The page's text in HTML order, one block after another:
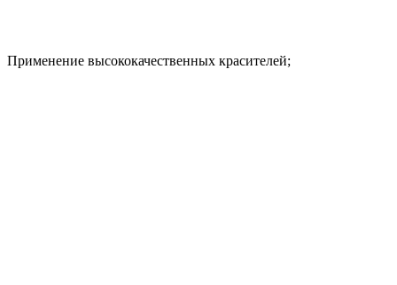
Применение высококачественных красителей;